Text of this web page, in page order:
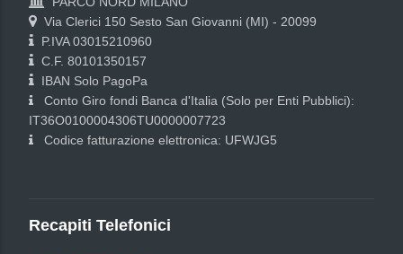
Via Clerici 150 Sesto San Giovanni (MI) - 20099
P.IVA 03015210960
C.F. 80101350157
IBAN Solo PagoPa
Conto Giro fondi Banca d'Italia (Solo per Enti Pubblici):
IT36O0100004306TU0000007723
Codice fatturazione elettronica: UFWJG5
Recapiti Telefonici